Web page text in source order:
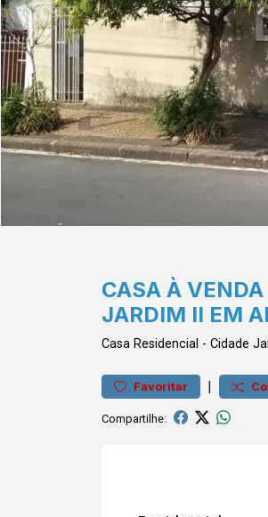
CASA À
JARDIM II EM
Casa Residencial - Cidade
Favoritar |
Compartilhe: